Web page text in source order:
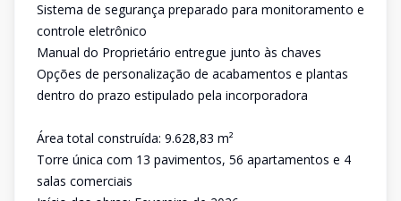
Sistema de segurança preparado para monitoramento e
controle eletrônico
Manual do Proprietário entregue junto às chaves
Opções de personalização de acabamentos e plantas
dentro do prazo estipulado pela incorporadora
Área total construída: 9.628,83 m²
Torre única com 13 pavimentos, 56 apartamentos e 4
salas comerciais